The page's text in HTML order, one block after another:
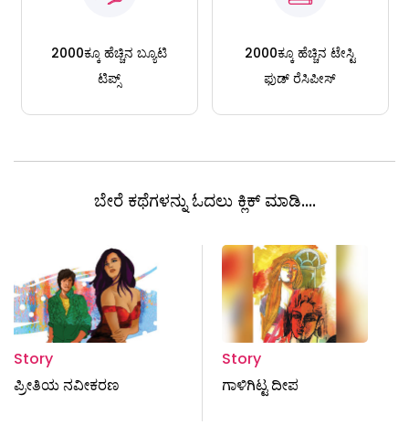
2000ಕ್ಕೂ ಹೆಚ್ಚಿನ ಬ್ಯೂಟಿ
ಟಿಪ್ಸ್
2000ಕ್ಕೂ ಹೆಚ್ಚಿನ ಟೇಸ್ಟಿ
ಫುಡ್ ರೆಸಿಪೀಸ್
ಬೇರೆ ಕಥೆಗಳನ್ನು ಓದಲು ಕ್ಲಿಕ್ ಮಾಡಿ....
Story
ಪ್ರೀತಿಯ ನವೀಕರಣ
Story
ಗಾಳಿಗಿಟ್ಟ ದೀಪ